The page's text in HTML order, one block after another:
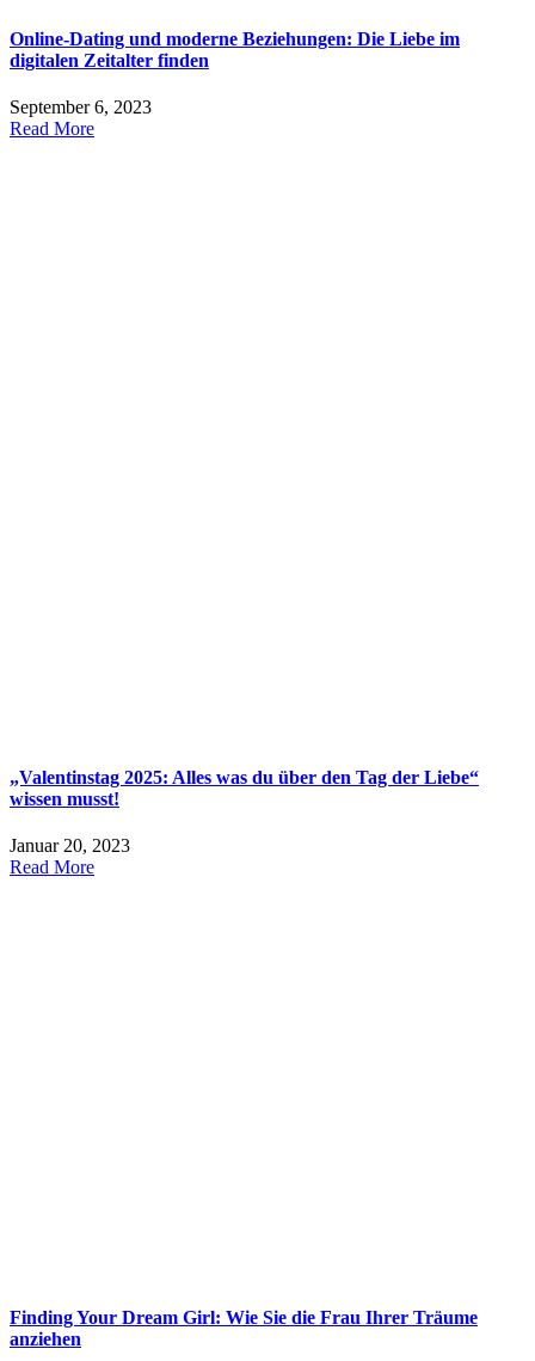
Online-Dating und moderne Beziehungen: Die Liebe im
digitalen Zeitalter finden
September 6, 2023
Read More
„Valentinstag 2025: Alles was du über den Tag der Liebe“
wissen musst!
Januar 20, 2023
Read More
Finding Your Dream Girl: Wie Sie die Frau Ihrer Träume
anziehen